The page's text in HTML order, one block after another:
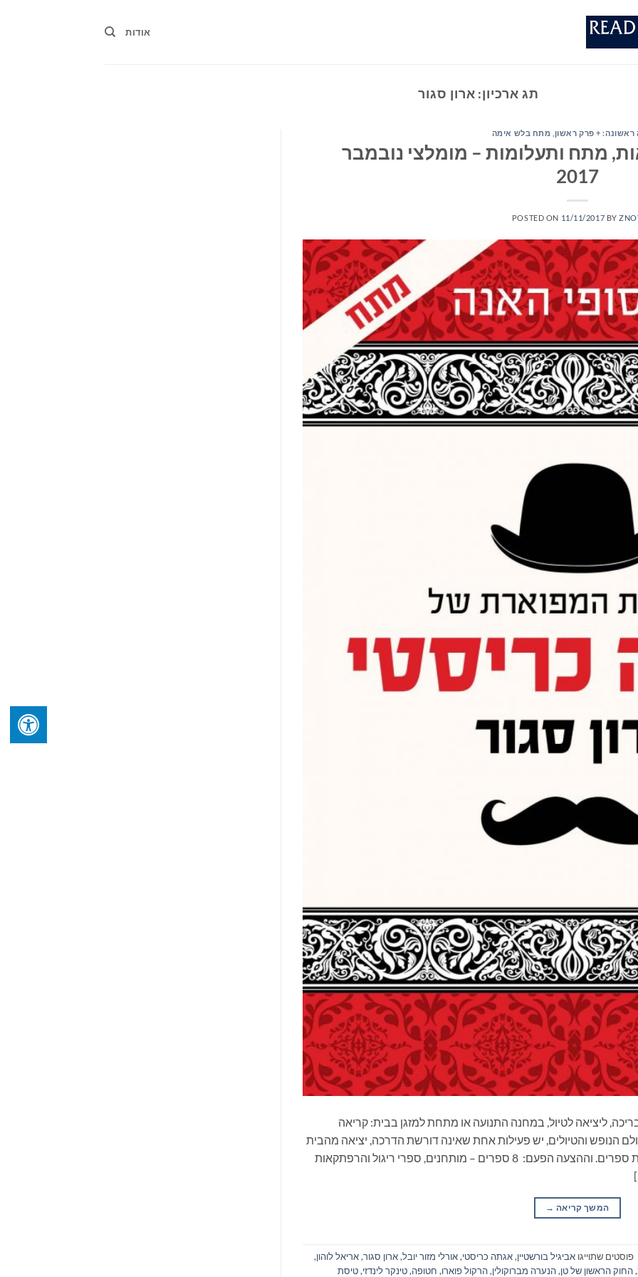
אודות
תג ארכיון: ארון סגור
+ פרק ראשון מתח בלש אימה
מתח ותעלומות – מומלצי נובמבר
2017
POSTED ON 11/11/2017 BY
ליציאה לטיול, במחנה התנועה או מתחת למזגן בבית: קריאה
הנופש והטיולים, יש פעילות אחת שאינה דורשת הדרכה, יציאה מהבית
ונסיעה, התארגנות ממושכת ואפילו שיחה: קריאת ספרים. וההצעה הפעם: 8 ספרים – מותחנים, ספרי ריגול והרפתקאות
המשך קריאה →
פוסטים שתוייגו אביגיל בורשטיין,אגתה כריסטי,אורלי מזור יובל,ארון סגור,אריאל לוהון,
,החוק הראשון של טן,הנערה מברוקולין,הרקול פוארו, חטופה,טינקר לינדזי,טיסת